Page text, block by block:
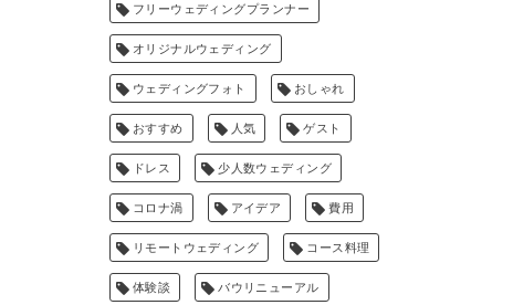
フリーウェディングプランナー
オリジナルウェディング
ウェディングフォト おしゃれ
おすすめ 人気 ゲスト
ドレス 少人数ウェディング
コロナ渦 アイデア 費用
リモートウェディング コース料理
体験談 バウリニューアル